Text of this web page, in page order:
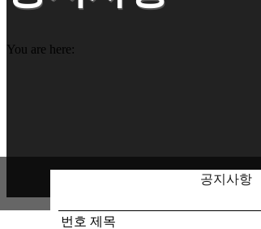
You are here:
공지사항
번호 제목